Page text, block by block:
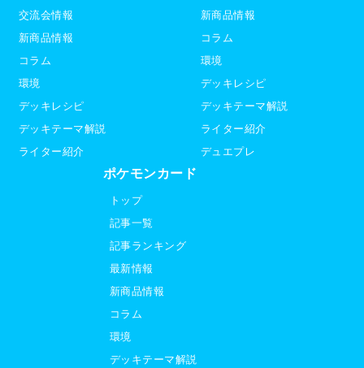
交流会情報
新商品情報
コラム
環境
デッキレシピ
デッキテーマ解説
ライター紹介
新商品情報
コラム
環境
デッキレシピ
デッキテーマ解説
ライター紹介
デュエプレ
ポケモンカード
トップ
記事一覧
記事ランキング
最新情報
新商品情報
コラム
環境
デッキテーマ解説